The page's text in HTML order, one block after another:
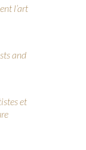
l’art
and
et